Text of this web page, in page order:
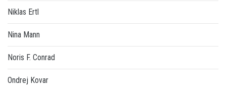
Niklas Ertl
Nina Mann
Noris F. Conrad
Ondrej Kovar